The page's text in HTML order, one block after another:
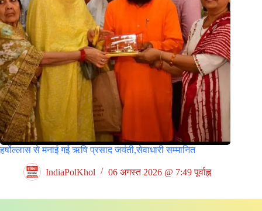
हर्षोल्लास से मनाई गई ऋषि प्रसाद जयंती,सेवाधारी सम्मानित
IndiaPolKhol 06 अगस्त 2026 @ 7:49 पूर्वाह्न